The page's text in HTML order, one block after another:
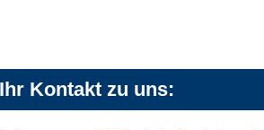
Ihr Kontakt zu uns: